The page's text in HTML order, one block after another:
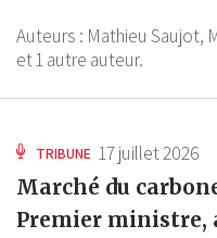
Auteurs : Mathieu Saujot,
et 1 autre auteur.
TRIBUNE 17 juillet 2026
Marché du
Premier ministre,